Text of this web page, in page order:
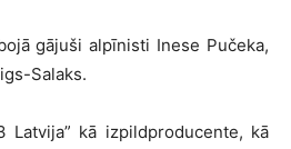
gājuši alpīnisti Inese Pučeka,
Salaks.
Latvija” kā izpildproducente, kā